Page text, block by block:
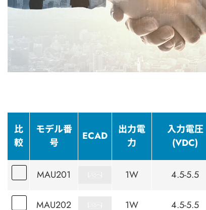
比
較
モデル番
号
ECAD
出力電
力
入力電圧
(VDC)
MAU201 1W 4.5-5.5
MAU202
1W 4.5-5.5